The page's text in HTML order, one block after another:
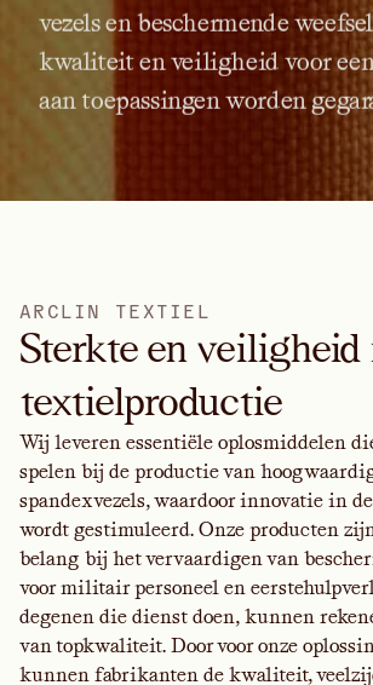
vezelsenbeschermende
kwaliteitenveiligheid voor
aan toepassingenworden
AR CL I N TE XTI E L
Sterkte en veiligheid
textielproductie
Wij leveren essentiële oplosmiddelen
spelen bij de productie van
spandexvezels, waardoor innovatie in
wordt gestimuleerd. Onze producten
belang bij het vervaardigen van
voor militair personeel en
degenen die dienst doen, kunnen
van topkwaliteit. Door voor onze
kunnen fabrikanten de kwaliteit,